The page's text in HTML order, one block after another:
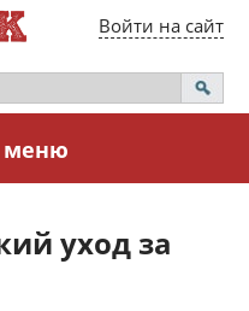
Войти на сайт
меню
уход за